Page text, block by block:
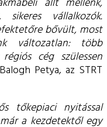
állt mellénk,
sikeres vállalkozók.
bővült, most
változatlan: több
cég szülessen
Petya, az STRT
tőkepiaci nyitással
a kezdetektől egy